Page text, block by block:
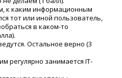
к каким информационным
тот или иной пользователь,
в каком-то
Остальное верно (3
регулярно занимается IT-